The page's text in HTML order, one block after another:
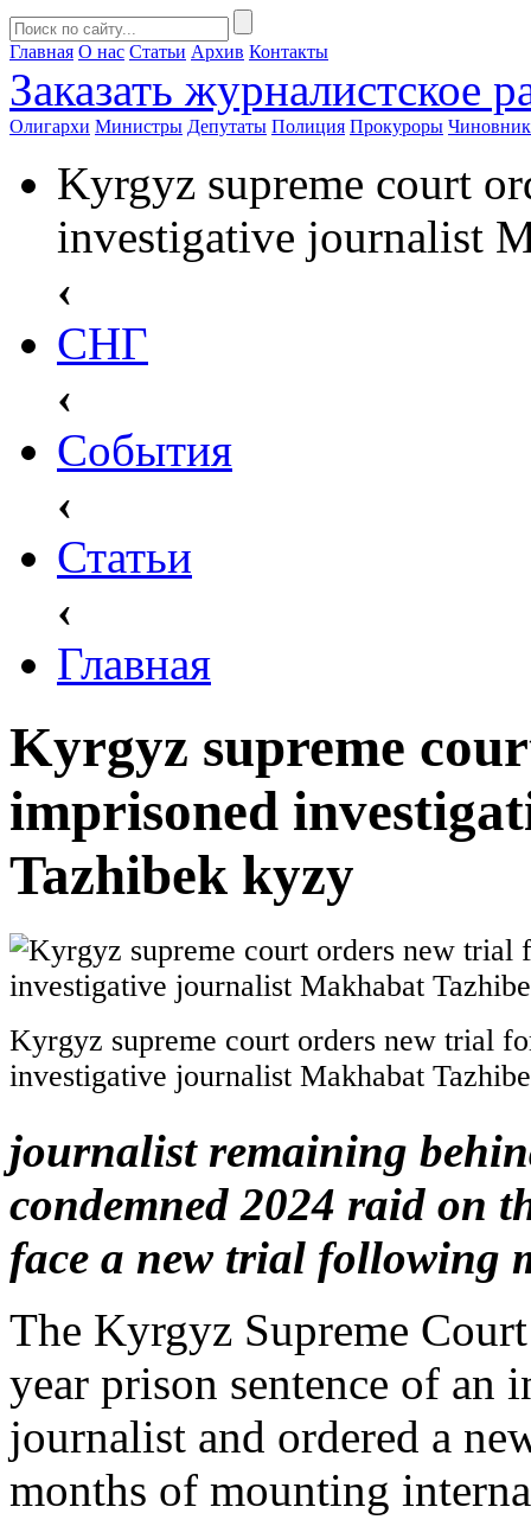
Главная О нас Статьи Архив Контакты
Заказать журналистское
Олигархи Министры Депутаты Полиция Прокуроры
Kyrgyz supreme court
investigative journalist
‹
СНГ
‹
События
‹
Статьи
‹
Главная
Kyrgyz supreme
imprisoned
Tazhibek kyzy
Kyrgyz supreme court orders new trial
investigative journalist Makhabat
journalist remaining
condemned 2024 raid on
face a new trial following
The Kyrgyz Supreme
year prison sentence of an
journalist and ordered a
months of mounting